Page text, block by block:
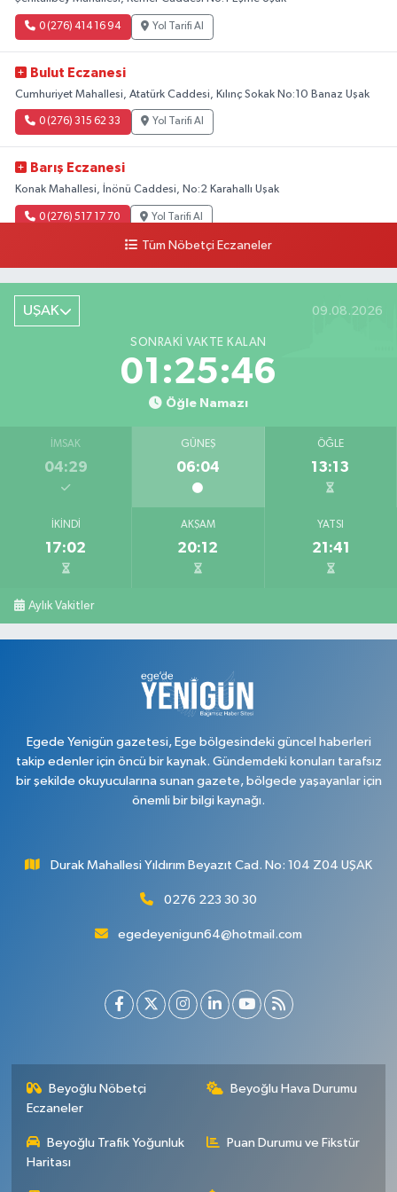
0 (276) 414 16 94 Yol Tarifi Al
Bulut Eczanesi
Cumhuriyet Mahallesi, Atatürk Caddesi, Kılınç Sokak No:10 Banaz Uşak
0 (276) 315 62 33 Yol Tarifi Al
Barış Eczanesi
Konak Mahallesi, İnönü Caddesi, No:2 Karahallı Uşak
0 (276) 517 17 70 Yol Tarifi Al
Aşağı Mahallesi, Arıkan Bedük Caddesi, No:75 Ulubey Uşak
0 (276) 716 12 12
Keskin Eczanesi
Gölbahçe Mahallesi, Gazi Bulvarı No:194 Sivaslı Uşak
Yol Tarifi Al
Cumhuriyet Mahallesi, Uğur Mumcu Caddesi No:134 A Merkez Uşak
Serkan Eczanesi
Kurtuluş Mahallesi, Hakkı Yağcı Caddesi No:7 B Merkez Uşak
0 (276) 227 27 20
Yol Tarifi Al
Tüm Nöbetçi Eczaneler
UŞAK 09.08.2026
SONRAKI VAKTE KALAN
01:25:45
Öğle Namazı
İMSAK
04:29
GÜNEŞ
06:04
ÖĞLE
13:13
İKINDI
17:02
AKŞAM
20:12
YATSI
21:41
Aylık Vakitler
Egede Yenigün gazetesi, Ege bölgesindeki güncel haberleri
takip edenler için öncü bir kaynak. Gündemdeki konuları tarafsız
bir şekilde okuyucularına sunan gazete, bölgede yaşayanlar için
önemli bir bilgi kaynağı.
Durak Mahallesi Yıldırım Beyazıt Cad. No: 104 Z04 UŞAK
0276 223 30 30
egedeyenigun64@hotmail.com
Beyoğlu Nöbetçi
Eczaneler
Beyoğlu Hava Durumu
Beyoğlu Trafik Yoğunluk
Haritası
Puan Durumu ve Fikstür